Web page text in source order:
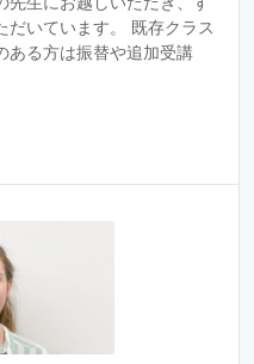
だいています。 既存クラス
ある方は振替や追加受講